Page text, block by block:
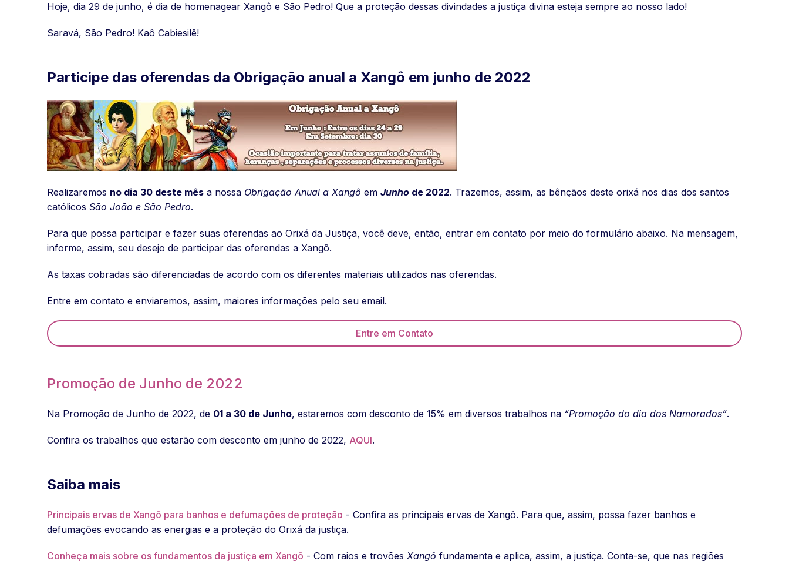
Hoje, dia 29 de junho, é dia de homenagear Xangô e São Pedro! Que a proteção dessas divindades a justiça divina esteja sempre ao nosso lado!
Saravá, São Pedro! Kaô Cabiesilê!
Participe das oferendas da Obrigação anual a Xangô em junho de 2022
Realizaremos no dia 30 deste mês a nossa Obrigação Anual a Xangô em Junho de 2022. Trazemos, assim, as bênçãos deste orixá nos dias dos santos
católicos São João e São Pedro.
Para que possa participar e fazer suas oferendas ao Orixá da Justiça, você deve, então, entrar em contato por meio do formulário abaixo. Na mensagem,
informe, assim, seu desejo de participar das oferendas a Xangô.
As taxas cobradas são diferenciadas de acordo com os diferentes materiais utilizados nas oferendas.
Entre em contato e enviaremos, assim, maiores informações pelo seu email.
Entre em Contato
Promoção de Junho de 2022
Na Promoção de Junho de 2022, de 01 a 30 de Junho, estaremos com desconto de 15% em diversos trabalhos na “Promoção do dia dos Namorados”.
Confira os trabalhos que estarão com desconto em junho de 2022, AQUI.
Saiba mais
Principais ervas de Xangô para banhos e defumações de proteção - Confira as principais ervas de Xangô. Para que, assim, possa fazer banhos e
defumações evocando as energias e a proteção do Orixá da justiça.
Conheça mais sobre os fundamentos da justiça em Xangô - Com raios e trovões Xangô fundamenta e aplica, assim, a justiça. Conta-se, que nas regiões